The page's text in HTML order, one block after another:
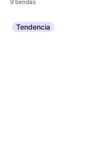
9 tiendas
Tendencia